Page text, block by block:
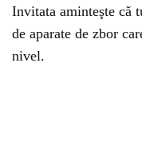
Invitata aminteşte că
de aparate de zbor
nivel.